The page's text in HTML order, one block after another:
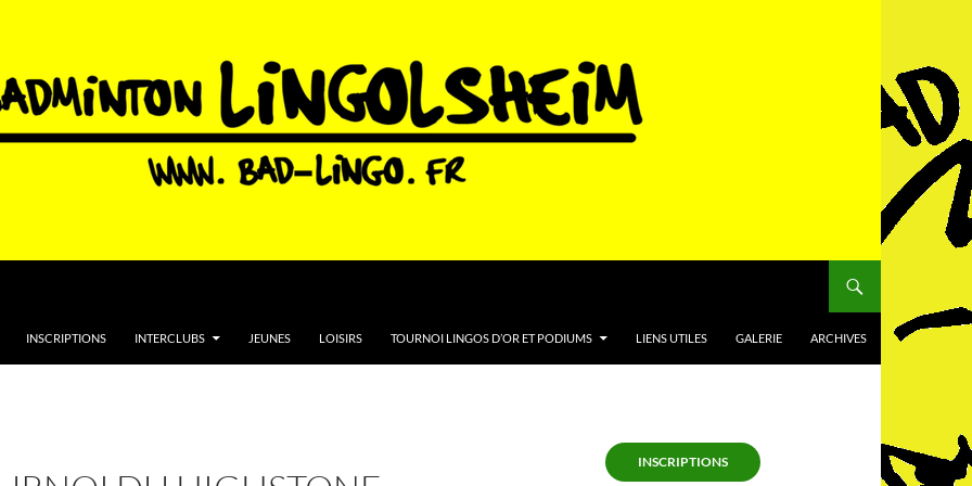
INSCRIPTIONS INTERCLUBS JEUNES LOISIRS TOURNOI LINGOS D’OR ET PODIUMS LIENS UTILES GALERIE ARCHIVES
INSCRIPTIONS